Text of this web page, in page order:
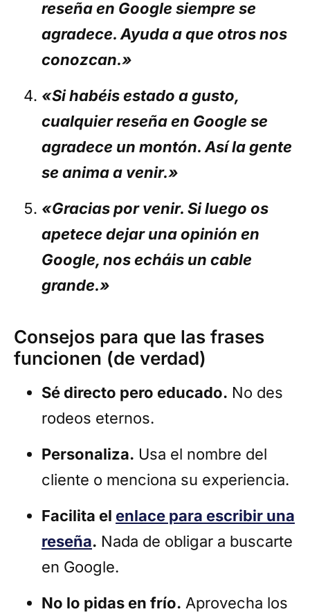
reseña en Google siempre se
agradece. Ayuda a que otros nos
conozcan.»
«Si habéis estado a gusto,
cualquier reseña en Google se
agradece un montón. Así la gente
se anima a venir.»
«Gracias por venir. Si luego os
apetece dejar una opinión en
Google, nos echáis un cable
grande.»
Consejos para que las frases
funcionen (de verdad)
Sé directo pero educado. No des
rodeos eternos.
Personaliza. Usa el nombre del
cliente o menciona su experiencia.
Facilita el enlace para escribir una
reseña. Nada de obligar a buscarte
en Google.
No lo pidas en frío. Aprovecha los